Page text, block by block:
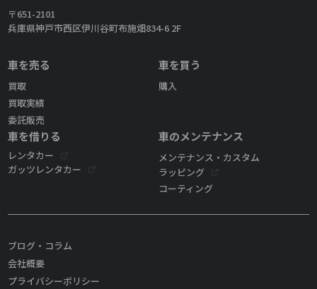
〒651-2101
兵庫県神戸市西区伊川谷町布施畑834-6 2F
車を売る
買取
買取実績
委託販売
車を買う
購入
車を借りる
レンタカー
ガッツレンタカー
車のメンテナンス
メンテナンス・カスタム
ラッピング
コーティング
ブログ・コラム
会社概要
プライバシーポリシー